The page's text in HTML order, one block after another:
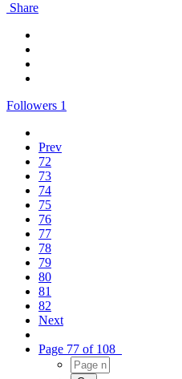
Share
Followers 1
Prev
72
73
74
75
76
77
78
79
80
81
82
Next
Page 77 of 108